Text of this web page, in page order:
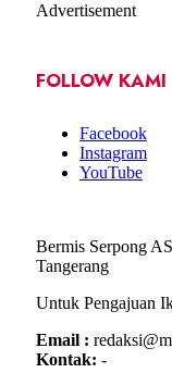
Advertisement
FOLLOW KAMI
Facebook
Instagram
YouTube
Bermis Serpong
Tangerang
Untuk Pengajuan
Email :
Kontak: -